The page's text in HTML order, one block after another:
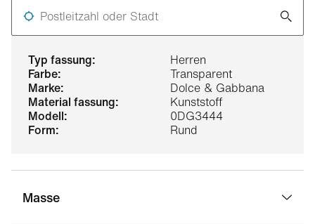
typ fassung:
Herren
farbe:
Transparent
marke:
Dolce & Gabbana
material fassung:
Kunststoff
modell:
0DG3444
form:
Rund
Masse
Postleitzahl oder Stadt